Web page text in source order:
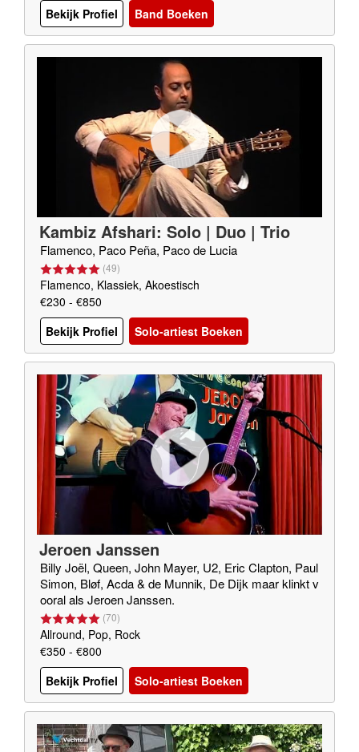
Bekijk Profiel
Band Boeken
Kambiz Afshari: Solo | Duo | Trio
Flamenco, Paco Peña, Paco de Lucia
(49)
Flamenco, Klassiek, Akoestisch
€230 - €850
Bekijk Profiel
Solo-artiest Boeken
Jeroen Janssen
Billy Joël, Queen, John Mayer, U2, Eric Clapton, Paul
Simon, Bløf, Acda & de Munnik, De Dijk maar klinkt v
ooral als Jeroen Janssen.
(70)
Allround, Pop, Rock
€350 - €800
Bekijk Profiel
Solo-artiest Boeken